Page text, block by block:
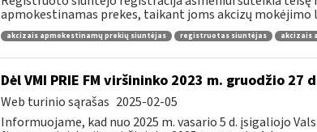
apmokestinamas prekes, taikant joms akcizų mokėjimo
akcizais apmokestinamų prekių siuntėjas registruotas siuntėjas akcizais
Dėl VMI PRIE FM viršininko 2023 m. gruodžio 27
Web turinio sąrašas 2025-02-05
Informuojame, kad nuo 2025 m. vasario 5 d. įsigaliojo